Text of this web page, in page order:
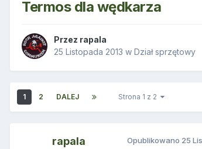
Termos dla wędkarza
Przez rapala
25 Listopada 2013 w Dział sprzętowy
1 2 DALEJ Strona 1 z 2
rapala Opublikowano 25